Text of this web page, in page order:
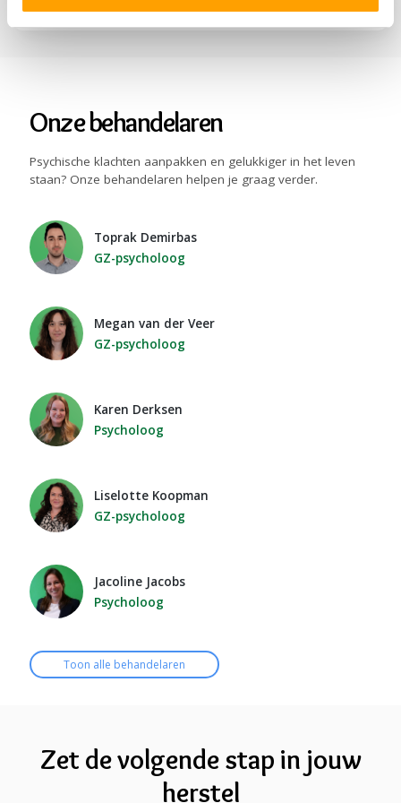
Uitsluitingscriteria
Onze behandelaren
Psychische klachten aanpakken en gelukkiger in het leven
staan? Onze behandelaren helpen je graag verder.
Toprak Demirbas
GZ-psycholoog
Megan van der Veer
GZ-psycholoog
Karen Derksen
Psycholoog
Liselotte Koopman
GZ-psycholoog
Jacoline Jacobs
Psycholoog
Toon alle behandelaren
Zet de volgende stap in jouw
herstel